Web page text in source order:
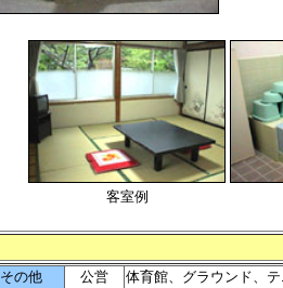
客室例
その他 公営 体育館、グラウンド、